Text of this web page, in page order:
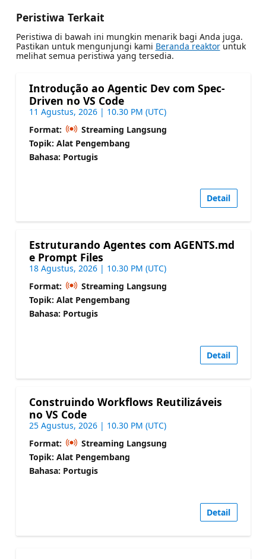
Peristiwa Terkait
Peristiwa di bawah ini mungkin menarik bagi Anda juga.
Pastikan untuk mengunjungi kami Beranda reaktoruntuk
melihat semua peristiwa yang tersedia.
Introdução ao Agentic Dev com Spec-
Driven no VS Code
11 Agustus, 2026 | 10.30 PM (UTC)
Format:
Streaming Langsung
Topik: Alat Pengembang
Bahasa: Portugis
Detail
Estruturando Agentes com AGENTS.md
e Prompt Files
18 Agustus, 2026 | 10.30 PM (UTC)
Format:
Streaming Langsung
Topik: Alat Pengembang
Bahasa: Portugis
Detail
Construindo Workflows Reutilizáveis
no VS Code
25 Agustus, 2026 | 10.30 PM (UTC)
Format:
Streaming Langsung
Topik: Alat Pengembang
Bahasa: Portugis
Detail